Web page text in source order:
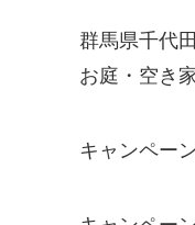
群馬県千代
お庭・空き
キャンペー